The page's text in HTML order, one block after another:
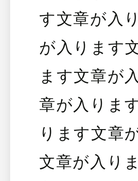
す文章が入
が入ります
ます文章が
章が入りま
ります文章
文章が入り